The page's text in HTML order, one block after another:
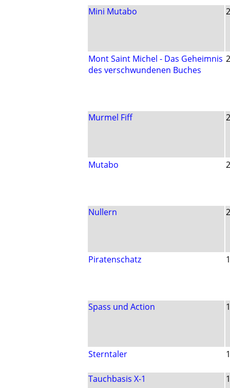
Mini Mutabo
Mont Saint Michel - Das Geheimnis
des verschwundenen Buches
Murmel Fiff
Mutabo
Nullern
Piratenschatz
Spass und Action
Sterntaler
Tauchbasis X-1